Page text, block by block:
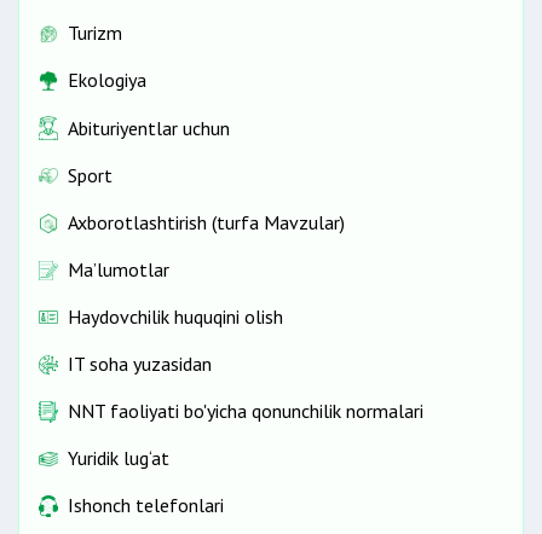
Turizm
Ekologiya
Abituriyentlar uchun
Sport
Axborotlashtirish (turfa Mavzular)
Ma’lumotlar
Haydovchilik huquqini olish
IT soha yuzasidan
NNT faoliyati bo'yicha qonunchilik normalari
Yuridik lug‘at
Ishonch telefonlari